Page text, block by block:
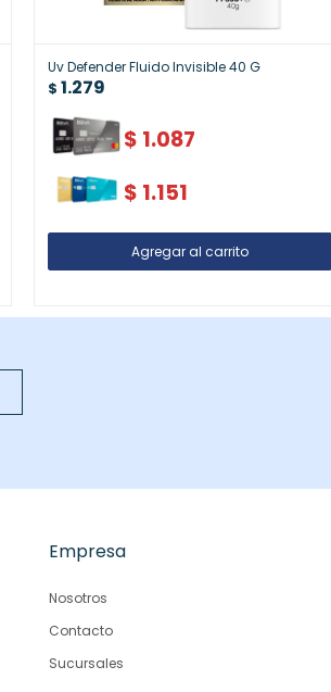
Uv Defender Fluido Invisible 40 G
$ 1.279
$ 1.087
$ 1.151
Empresa
Nosotros
Contacto
Sucursales